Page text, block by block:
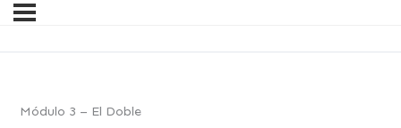
Módulo 3 – El Doble